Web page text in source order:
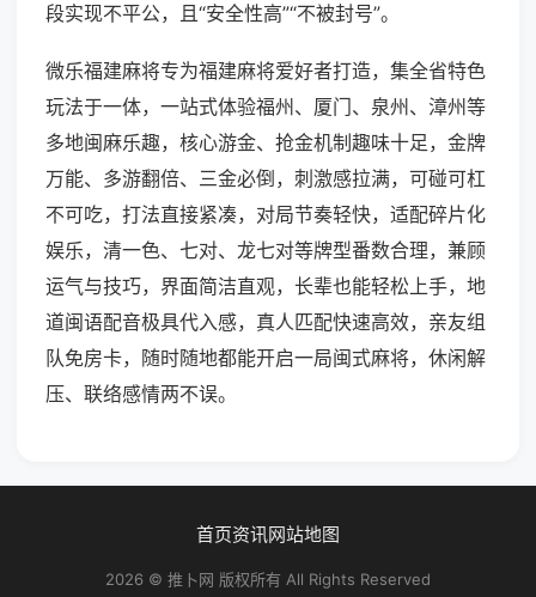
段实现不平公，且“安全性高”“不被封号”。
微乐福建麻将专为福建麻将爱好者打造，集全省特色
玩法于一体，一站式体验福州、厦门、泉州、漳州等
多地闽麻乐趣，核心游金、抢金机制趣味十足，金牌
万能、多游翻倍、三金必倒，刺激感拉满，可碰可杠
不可吃，打法直接紧凑，对局节奏轻快，适配碎片化
娱乐，清一色、七对、龙七对等牌型番数合理，兼顾
运气与技巧，界面简洁直观，长辈也能轻松上手，地
道闽语配音极具代入感，真人匹配快速高效，亲友组
队免房卡，随时随地都能开启一局闽式麻将，休闲解
压、联络感情两不误。
首页资讯网站地图
2026 © 推卜网 版权所有 All Rights Reserved